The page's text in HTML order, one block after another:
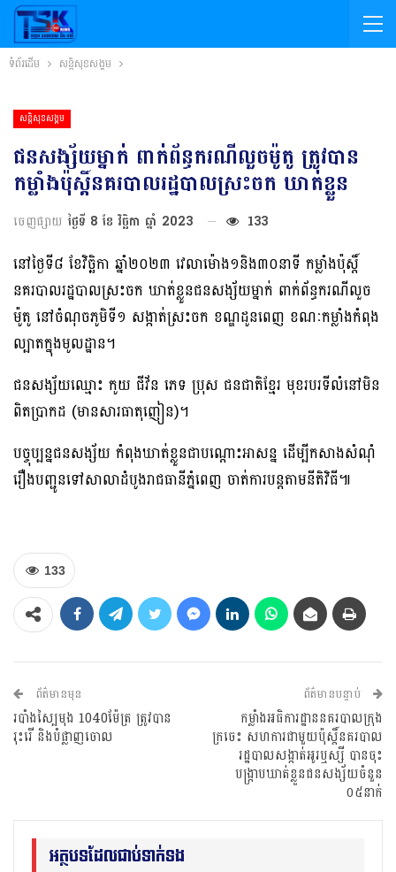
ទំព័រដើម សន្តិសុខសង្គម
សន្តិសុខសង្គម
ជនសង្ស័យម្នាក់ ពាក់ព័ន្ធករណីលួចម៉ូតូ ត្រូវបាន
កម្លាំងប៉ុស្តិ៍នគរបាលរដ្ឋបាលស្រះចក ឃាត់ខ្លួន
ចេញផ្សាយ ថ្ងៃទី 8 ខែ វិច្ឆិកា ឆ្នាំ 2023 133
នៅថ្ងៃទី៨ ខែវិច្ឆិកា ឆ្នាំ២០២៣ វេលាម៉ោង១និង៣០នាទី កម្លាំងប៉ុស្តិ៍
នគរបាលរដ្ឋបាលស្រះចក ឃាត់ខ្លួនជនសង្ស័យម្នាក់ ពាក់ព័ន្ធករណីលួច
ម៉ូតូ នៅចំណុចភូមិទី១ សង្កាត់ស្រះចក ខណ្ឌដូនពេញ ខណៈកម្លាំងកំពុង
ល្បាតក្នុងមូលដ្ឋាន។
ជនសង្ស័យឈ្មោះ កូយ ជីវ័ន ភេទ ប្រុស ជនជាតិខ្មែរ មុខរបរទីលំនៅមិន
ពិតប្រាកដ (មានសារធាតុញៀន)។
បច្ចុប្បន្នជនសង្ស័យ កំពុងឃាត់ខ្លួនជាបណ្តោះអាសន្ន ដើម្បីកសាងសំណុំ
រឿងបញ្ជូនទៅសាលាដំបូងរាជធានីភ្នំពេញ ចាត់ការបន្តតាមនីតិវិធី៕
133
ព័ត៌មានមុន
របាំងស្បៃមុង 1040ម៉ែត្រ ត្រូវបាន
រុះរើ និងបំផ្លាញចោល
ព័ត៌មានបន្ទាប់
កម្លាំងអធិការដ្ឋាននគរបាលក្រុង
ក្រចេះ សហការជាមួយប៉ុស្ដិ៍នគរបាល
រដ្ឋបាលសង្កាត់អូរឬស្សី បានចុះ
បង្ក្រាបឃាត់ខ្លួនជនសង្ស័យចំនួន
០៥នាក់
អត្ថបទដែលជាប់ទាក់ទង